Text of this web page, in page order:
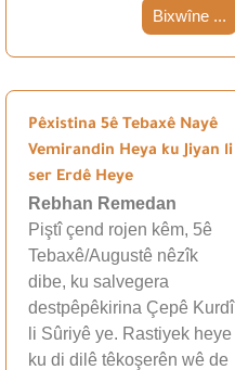
Bixwîne ...
Pêxistina 5ê Tebaxê Nayê
Vemirandin Heya ku Jiyan li
ser Erdê Heye
Rebhan Remedan
Piştî çend rojen kêm, 5ê
Tebaxê/Augustê nêzîk
dibe, ku salvegera
destpêpêkirina Çepê Kurdî
li Sûriyê ye. Rastiyek heye
ku di dilê têkoşerên wê de